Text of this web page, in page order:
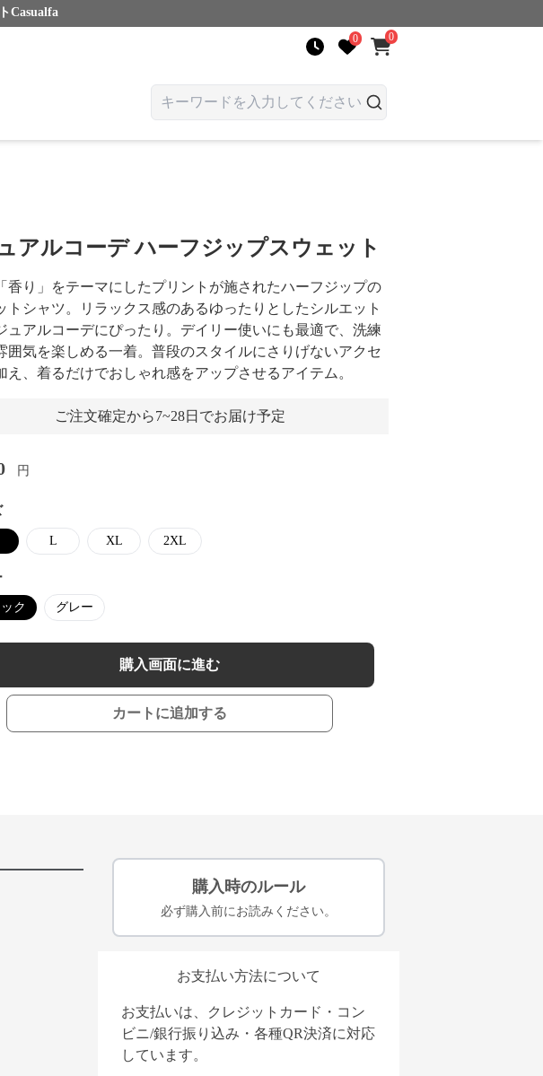
Casualfa
0 0
アルコーデ ハーフジップスウェット
香り」をテーマにしたプリントが施されたハーフジップの
トシャツ。リラックス感のあるゆったりとしたシルエット
ュアルコーデにぴったり。デイリー使いにも最適で、洗練
囲気を楽しめる一着。普段のスタイルにさりげないアクセ
え、着るだけでおしゃれ感をアップさせるアイテム。
ご注文確定から7~28日でお届け予定
円
L XL 2XL
ク グレー
購入画面に進む
カートに追加する
購入時のルール
必ず購入前にお読みください。
お支払い方法について
お支払いは、クレジットカード・コン
ビニ/銀行振り込み・各種QR決済に対応
しています。